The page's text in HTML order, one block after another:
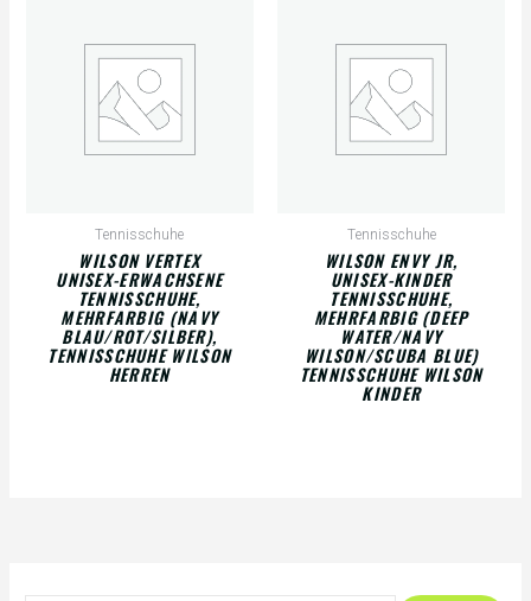
Tennisschuhe
WILSON VERTEX
UNISEX-ERWACHSENE
TENNISSCHUHE,
MEHRFARBIG (NAVY
BLAU/ROT/SILBER),
TENNISSCHUHE WILSON
HERREN
Tennisschuhe
WILSON ENVY JR,
UNISEX-KINDER
TENNISSCHUHE,
MEHRFARBIG (DEEP
WATER/NAVY
WILSON/SCUBA BLUE)
TENNISSCHUHE WILSON
KINDER